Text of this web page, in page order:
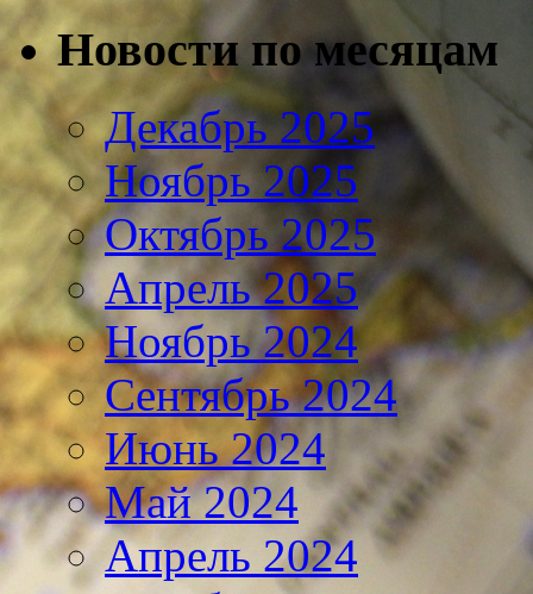
Новости по месяцам
Декабрь 2025
Ноябрь 2025
Октябрь 2025
Апрель 2025
Ноябрь 2024
Сентябрь 2024
Июнь 2024
Май 2024
Апрель 2024